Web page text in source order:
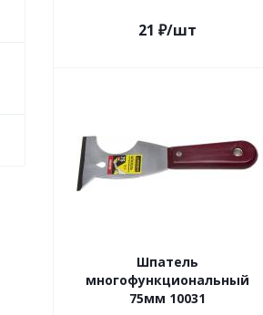
21 ₽/шт
Шпатель
многофункциональный
75мм 10031